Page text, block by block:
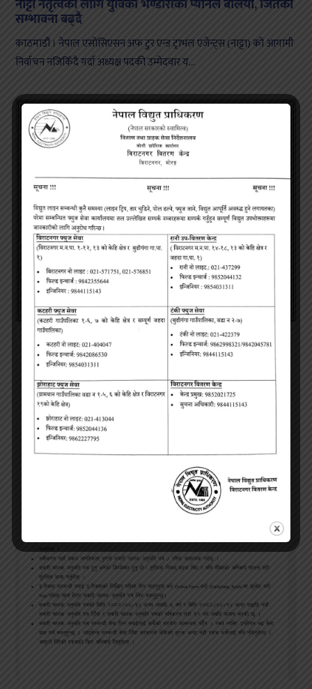
नाट्टा नेतृत्वका लागि युविका भण्डारीको प्यानल बलियो, जितको
सम्भावना बढ्दै
काठमाडौं । नेपाल एसोसिएसन अफ टुर एन्ड ट्राभल एजेन्ट्स (नाट्टा) को आगामी
निर्वाचन नजिकिँदै गर्दा अध्यक्ष पदकी उम्मेदवार य...